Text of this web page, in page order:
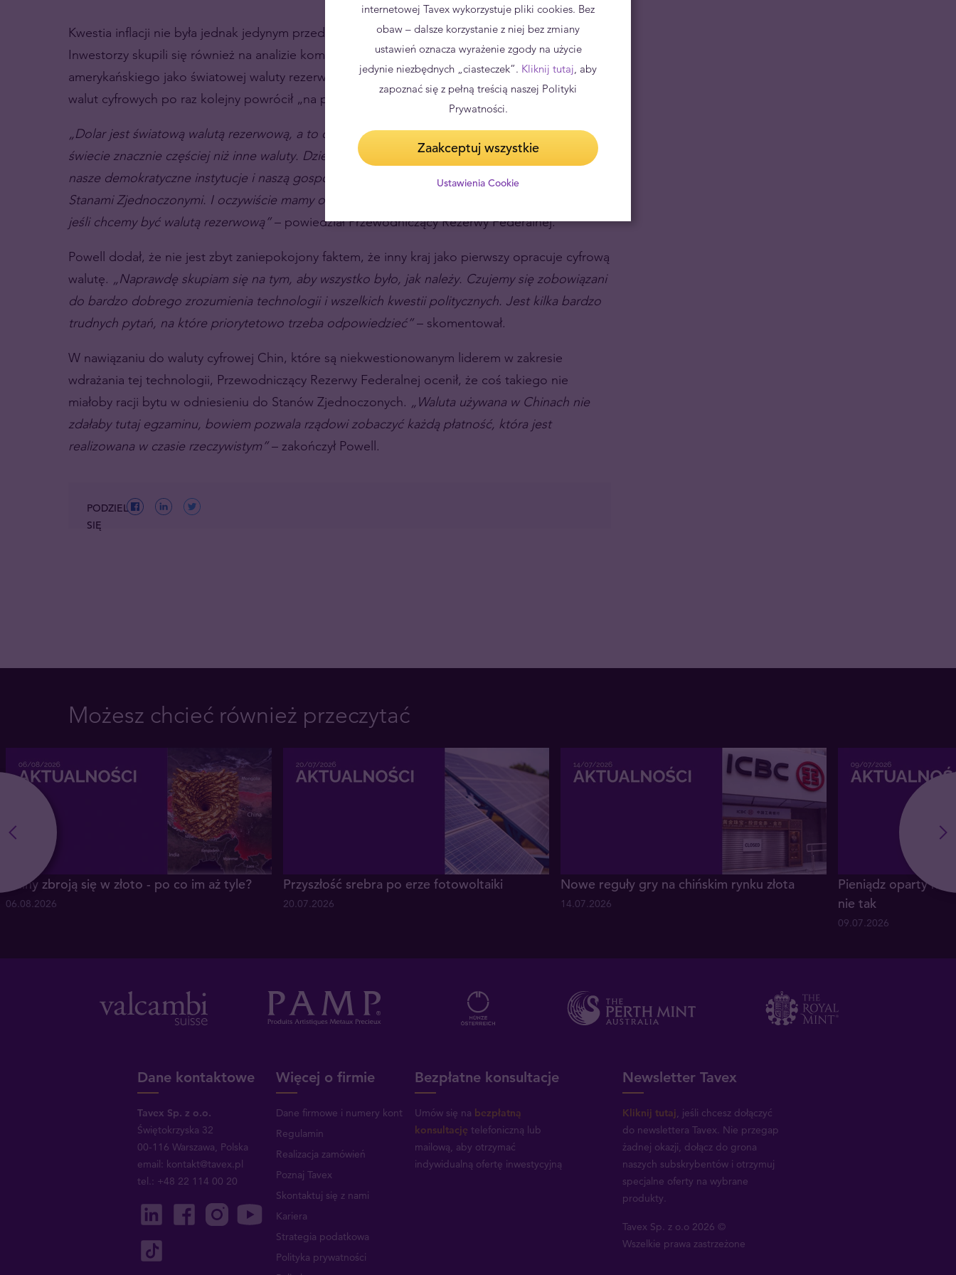
Kwestia inflacji nie była jednak jedynym przedmiotem zainteresowania uczestników rynku.
Inwestorzy skupili się również na analizie komentarza Powella w zakresie roli dolara
amerykańskiego jako światowej waluty rezerwowej. Szczególnie głośny w ostatnim czasie temat
walut cyfrowych po raz kolejny powrócił „na pierwsze strony gazet”.
„Dolar jest światową walutą rezerwową, a to oznacza, że ​​jest używany w transakcjach na całym
świecie znacznie częściej niż inne waluty. Dzieje się tak w oparciu o nasze regulacje prawne,
nasze demokratyczne instytucje i naszą gospodarkę. Wszystko to czyni Stany Zjednoczone
Stanami Zjednoczonymi. I oczywiście mamy otwarte rachunki kapitałowe, które są niezbędne,
jeśli chcemy być walutą rezerwową”– powiedział Przewodniczący Rezerwy Federalnej.
Powell dodał, że nie jest zbyt zaniepokojony faktem, że inny kraj jako pierwszy opracuje cyfrową
walutę. „Naprawdę skupiam się na tym, aby wszystko było, jak należy. Czujemy się zobowiązani
do bardzo dobrego zrozumienia technologii i wszelkich kwestii politycznych. Jest kilka bardzo
trudnych pytań, na które priorytetowo trzeba odpowiedzieć”– skomentował.
W nawiązaniu do waluty cyfrowej Chin, które są niekwestionowanym liderem w zakresie
wdrażania tej technologii, Przewodniczący Rezerwy Federalnej ocenił, że coś takiego nie
miałoby racji bytu w odniesieniu do Stanów Zjednoczonych. „Waluta używana w Chinach nie
zdałaby tutaj egzaminu, bowiem pozwala rządowi zobaczyć każdą płatność, która jest
realizowana w czasie rzeczywistym”– zakończył Powell.
PODZIEL
SIĘ
Możesz chcieć również przeczytać
Chiny zbroją się w złoto - po co im aż tyle?
06.08.2026
Przyszłość srebra po erze fotowoltaiki
20.07.2026
Nowe reguły gry na chińskim rynku złota
14.07.2026
Pieniądz oparty na
nie tak
09.07.2026
Dane kontaktowe
Tavex Sp. z o.o.
Świętokrzyska 32
00-116 Warszawa, Polska
email: kontakt@tavex.pl
tel.: +48 22 114 00 20
Więcej o firmie
Dane firmowe i numery kont
Regulamin
Realizacja zamówień
Poznaj Tavex
Skontaktuj się z nami
Kariera
Strategia podatkowa
Polityka prywatności
Bezpłatne konsultacje
Umów się na bezpłatną
konsultację telefoniczną lub
mailową, aby otrzymać
indywidualną ofertę inwestycyjną
Newsletter Tavex
Kliknij tutaj , jeśli chcesz dołączyć
do newslettera Tavex. Nie przegap
żadnej okazji, dołącz do grona
naszych subskrybentów i otrzymuj
specjalne oferty na wybrane
produkty.
Tavex Sp. z o.o 2026 ©
Wszelkie prawa zastrzeżone
internetowej Tavex wykorzystuje pliki cookies. Bez
obaw – dalsze korzystanie z niej bez zmiany
ustawień oznacza wyrażenie zgody na użycie
jedynie niezbędnych „ciasteczek”. Kliknij tutaj, aby
zapoznać się z pełną treścią naszej Polityki
Prywatności.
Zaakceptuj wszystkie
Ustawienia Cookie